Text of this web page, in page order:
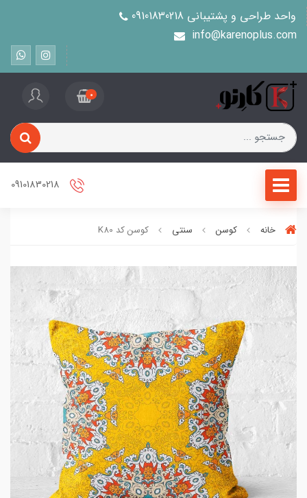
واحد طراحی و پشتیبانی 09101830218
info@karenoplus.com
0
خانه کوسن سنتی کوسن کد K80